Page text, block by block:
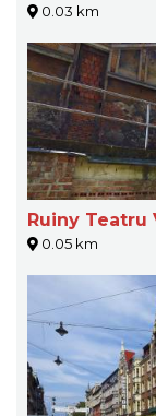
0.03 km
Ruiny Teatru
0.05 km